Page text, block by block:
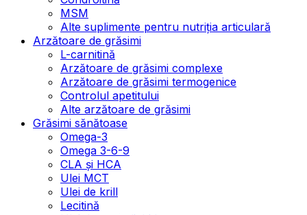
MSM
Alte suplimente pentru nutriția articulară
Arzătoare de grăsimi
L-carnitină
Arzătoare de grăsimi complexe
Arzătoare de grăsimi termogenice
Controlul apetitului
Alte arzătoare de grăsimi
Grăsimi sănătoase
Omega-3
Omega 3-6-9
CLA şi HCA
Ulei MCT
Ulei de krill
Lecitină